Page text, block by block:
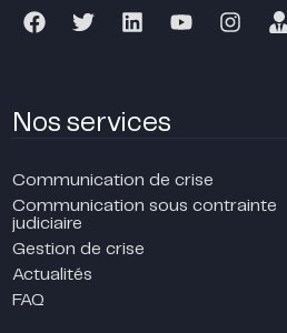
Nos services
Communication de crise
Communication sous contrainte
judiciaire
Gestion de crise
Actualités
FAQ